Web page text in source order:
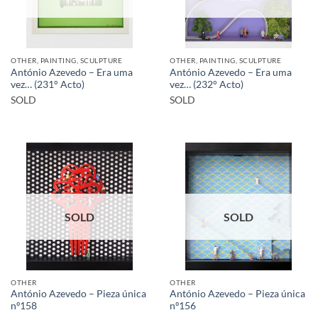
OTHER, PAINTING, SCULPTURE
António Azevedo – Era uma
vez… (231° Acto)
SOLD
OTHER, PAINTING, SCULPTURE
António Azevedo – Era uma
vez… (232° Acto)
SOLD
SOLD
OTHER
António Azevedo – Pieza única
nº158
SOLD
OTHER
António Azevedo – Pieza única
nº156